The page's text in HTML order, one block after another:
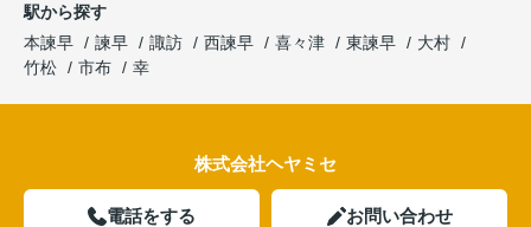
駅から探す
本諫早
諫早 諏訪 西諫早 喜々津 東諫早
大村
竹松
市布 幸
株式会社ヘヤミセ
電話をする お問い合わせ